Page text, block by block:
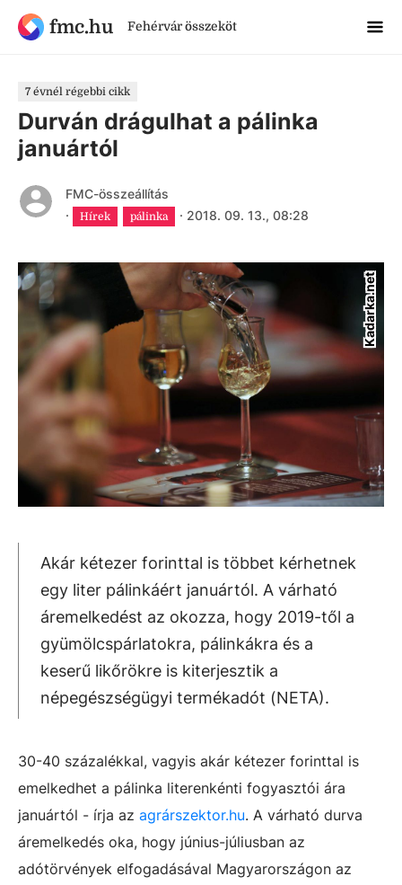
fmc.hu Fehérvár összeköt
7 évnél régebbi cikk
Durván drágulhat a pálinka
januártól
FMC-összeállítás
·
Hírek pálinka · 2018. 09. 13., 08:28
Kadarka.net
Akár kétezer forinttal is többet kérhetnek
egy liter pálinkáért januártól. A várható
áremelkedést az okozza, hogy 2019-től a
gyümölcspárlatokra, pálinkákra és a
keserű likőrökre is kiterjesztik a
népegészségügyi termékadót (NETA).
30-40 százalékkal, vagyis akár kétezer forinttal is
emelkedhet a pálinka literenkénti fogyasztói ára
januártól - írja az agrárszektor.hu. A várható durva
áremelkedés oka, hogy június-júliusban az
adótörvények elfogadásával Magyarországon az